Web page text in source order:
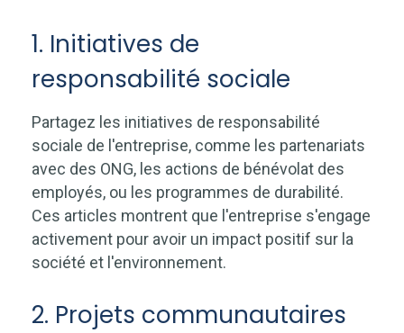
1. Initiatives de
responsabilité sociale
Partagez les initiatives de responsabilité
sociale de l'entreprise, comme les partenariats
avec des ONG, les actions de bénévolat des
employés, ou les programmes de durabilité.
Ces articles montrent que l'entreprise s'engage
activement pour avoir un impact positif sur la
société et l'environnement.
2. Projets communautaires